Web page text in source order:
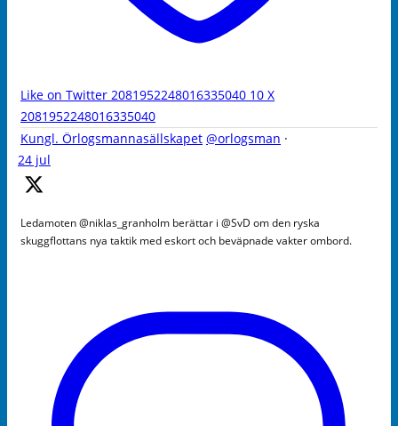
Like on Twitter 2081952248016335040 10 X
2081952248016335040
Kungl. Örlogsmannasällskapet @orlogsman ·
24 jul
Ledamoten @niklas_granholm berättar i @SvD om den ryska
skuggflottans nya taktik med eskort och beväpnade vakter ombord.